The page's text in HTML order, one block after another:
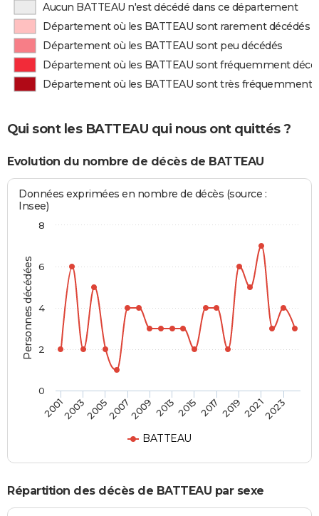
Aucun BATTEAU n'est décédé dans ce département
Département où les BATTEAU sont rarement décédés
Département où les BATTEAU sont peu décédés
Département où les BATTEAU sont fréquemment
Département où les BATTEAU sont très fréquemment
Qui sont les BATTEAU qui nous ont quittés ?
Evolution du nombre de décès de BATTEAU
Personnes décédées
Données exprimées en nombre de décès (source :
Insee)
BATTEAU
20012003200520072009 20132015 2017 201920212023
0
2
4
6
8
Répartition des décès de BATTEAU par sexe